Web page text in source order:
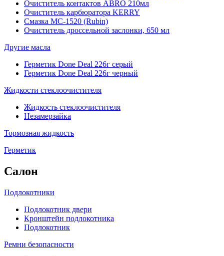
Очиститель контактов ABRO 210мл
Очиститель карбюратора KERRY
Смазка МС-1520 (Rubin)
Очиститель дроссельной заслонки, 650 мл
Другие масла
Герметик Done Deal 226г серый
Герметик Done Deal 226г черный
Жидкости стеклоочистителя
Жидкость стеклоочистителя
Незамерзайка
Тормозная жидкость
Герметик
Салон
Подлокотники
Подлокотник двери
Кронштейн подлокотника
Подлокотник
Ремни безопасности